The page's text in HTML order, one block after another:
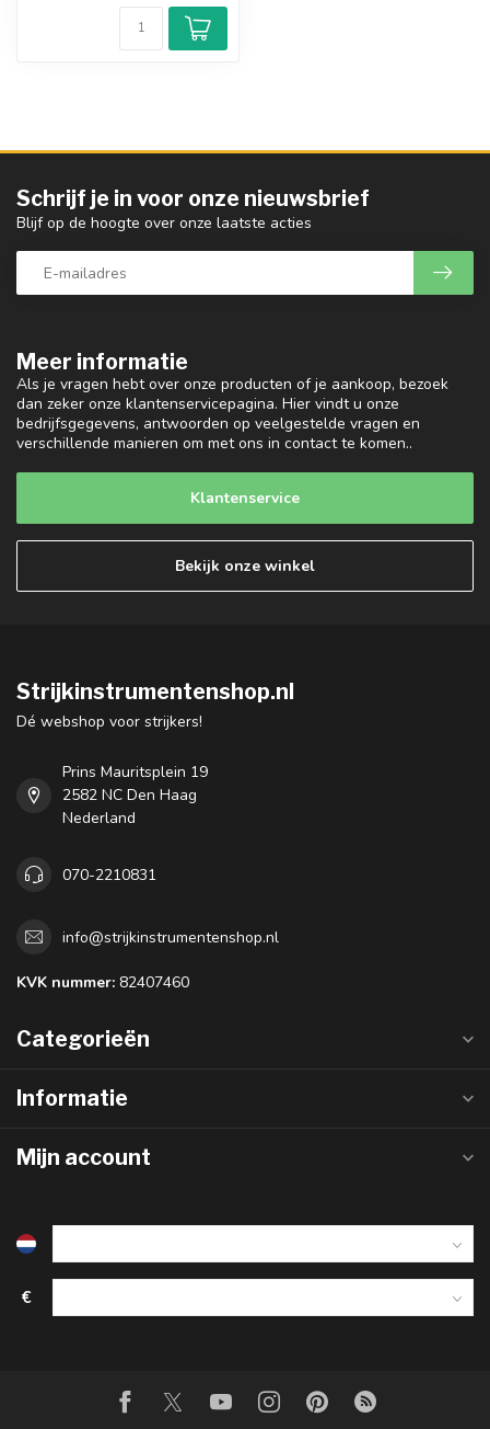
Meer informatie
Als je vragen hebt over onze producten of je aankoop, bezoek
dan zeker onze klantenservicepagina. Hier vindt u onze
bedrijfsgegevens, antwoorden op veelgestelde vragen en
verschillende manieren om met ons in contact te komen..
Klantenservice
Bekijk onze winkel
Schrijf je in voor onze nieuwsbrief
Blijf op de hoogte over onze laatste acties
Strijkinstrumentenshop.nl
Dé webshop voor strijkers!
Prins Mauritsplein 19
2582 NC Den Haag
Nederland
070-2210831
info@strijkinstrumentenshop.nl
KVK nummer: 82407460
Categorieën
Informatie
Mijn account
€